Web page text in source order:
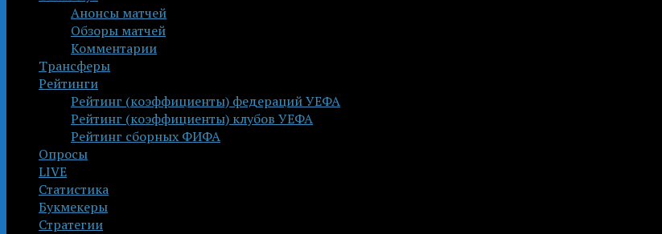
Анонсы матчей
Обзоры матчей
Комментарии
Трансферы
Рейтинги
Рейтинг (коэффициенты) федераций УЕФА
Рейтинг (коэффициенты) клубов УЕФА
Рейтинг сборных ФИФА
Опросы
LIVE
Статистика
Букмекеры
Стратегии